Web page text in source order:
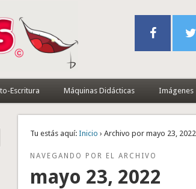
Escritura Máquinas Didácticas Imágenes
Tu estás aquí: Inicio › Archivo por mayo 23, 2022
NAVEGANDO POR EL ARCHIVO
mayo 23, 2022